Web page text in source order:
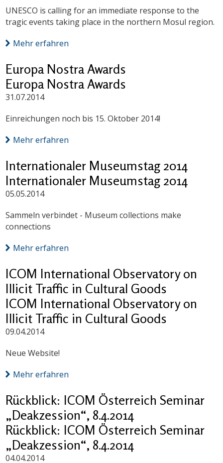
UNESCO is calling for an immediate response to the
tragic events taking place in the northern Mosul region.
Mehr erfahren
Europa Nostra Awards
Europa Nostra Awards
31.07.2014
Einreichungen noch bis 15. Oktober 2014!
Mehr erfahren
Internationaler Museumstag 2014
Internationaler Museumstag 2014
05.05.2014
Sammeln verbindet - Museum collections make
connections
Mehr erfahren
ICOM International Observatory on
Illicit Traffic in Cultural Goods
ICOM International Observatory on
Illicit Traffic in Cultural Goods
09.04.2014
Neue Website!
Mehr erfahren
Rückblick: ICOM Österreich Seminar
„Deakzession“, 8.4.2014
Rückblick: ICOM Österreich Seminar
„Deakzession“, 8.4.2014
04.04.2014